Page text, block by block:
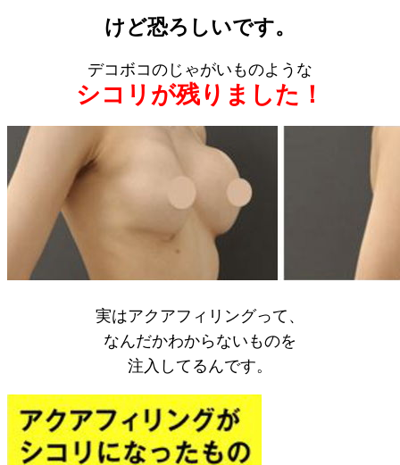
けど恐ろしいです。
デコボコのじゃがいものような
シコリが残りました！
実はアクアフィリングって、
なんだかわからないものを
注入してるんです。